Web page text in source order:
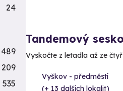
Tandemový
Vyskočte z letadla až ze
Vyškov - předměstí
(+ 13 dalších lokalit)
24
489
209
535